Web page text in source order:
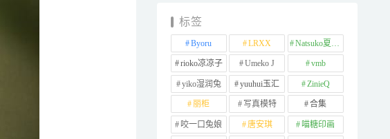
标签
Byoru LRXX Natsuko夏夏子
rioko凉凉子 Umeko J vmb
yiko湿润兔 yuuhui玉汇 ZinieQ
丽柜 写真模特 合集
咬一口兔娘 唐安琪 喵糖印画